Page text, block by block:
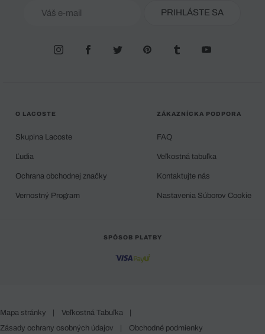
PRIHLÁSTE SA
O LACOSTE
Skupina Lacoste
Ľudia
Ochrana obchodnej značky
Vernostný Program
ZÁKAZNÍCKA PODPORA
FAQ
Veľkostná tabuľka
Kontaktujte nás
Nastavenia Súborov Cookie
SPÔSOB PLATBY
Mapa stránky Veľkostná Tabuľka
Zásady ochrany osobných údajov
Obchodné podmienky